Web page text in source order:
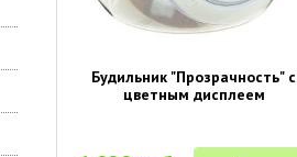
Будильник "Прозрачность" с
цветным дисплеем